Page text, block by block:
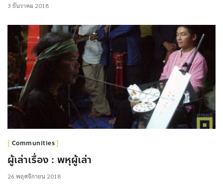
3 ธันวาคม 2018
Communities
ผู้เล่าเรื่อง : พหุผู้เล่า
26 พฤศจิกายน 2018